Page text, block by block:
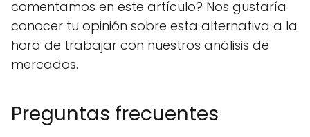
comentamos en este artículo? Nos gustaría
conocer tu opinión sobre esta alternativa a la
hora de trabajar con nuestros análisis de
mercados.
Preguntas frecuentes